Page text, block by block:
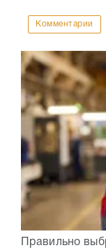
Комментарии
Правильно